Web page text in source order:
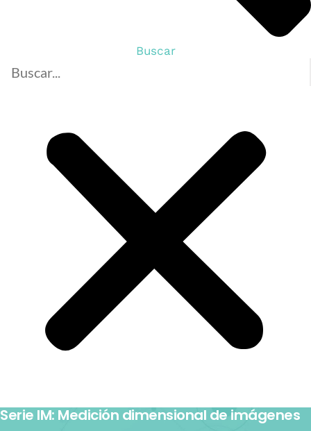
Buscar
Serie IM: Medición dimensional de imágenes